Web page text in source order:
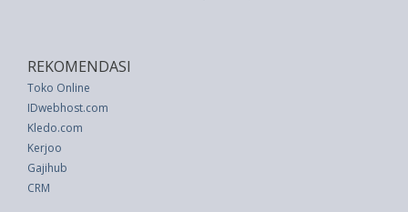
REKOMENDASI
Toko Online
IDwebhost.com
Kledo.com
Kerjoo
Gajihub
CRM